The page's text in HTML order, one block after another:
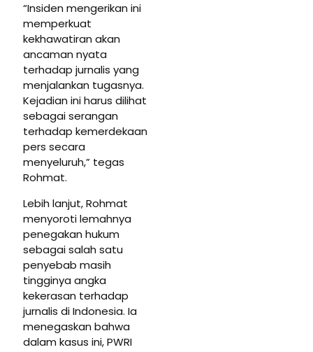
“Insiden mengerikan ini
memperkuat
kekhawatiran akan
ancaman nyata
terhadap jurnalis yang
menjalankan tugasnya.
Kejadian ini harus dilihat
sebagai serangan
terhadap kemerdekaan
pers secara
menyeluruh,” tegas
Rohmat.
Lebih lanjut, Rohmat
menyoroti lemahnya
penegakan hukum
sebagai salah satu
penyebab masih
tingginya angka
kekerasan terhadap
jurnalis di Indonesia. Ia
menegaskan bahwa
dalam kasus ini, PWRI